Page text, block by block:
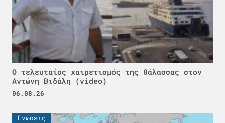
Ο τελευταίος χαιρετισμός της θάλασσας στον
Αντώνη Βιδάλη (video)
06.08.26
Γνώσεις